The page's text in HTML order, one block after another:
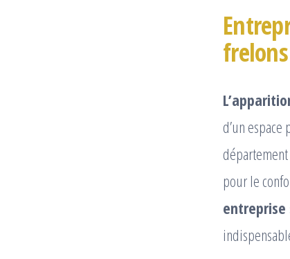
frelons
d’un
pour le
entreprise